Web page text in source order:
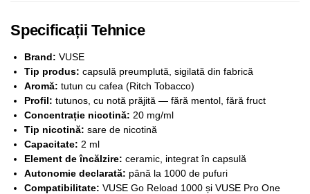
Specificații Tehnice
Brand: VUSE
Tip produs: capsulă preumplută, sigilată din fabrică
Aromă: tutun cu cafea (Ritch Tobacco)
Profil: tutunos, cu notă prăjită — fără mentol, fără fruct
Concentrație nicotină: 20 mg/ml
Tip nicotină: sare de nicotină
Capacitate: 2 ml
Element de încălzire: ceramic, integrat în capsulă
Autonomie declarată: până la 1000 de pufuri
Compatibilitate: VUSE Go Reload 1000 și VUSE Pro One